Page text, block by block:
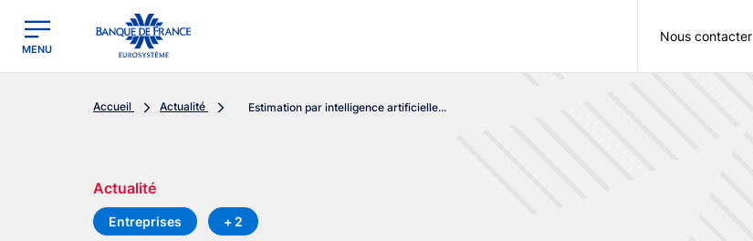
Banque de France - Menu Principal
MENU
Nous contacter
Accueil Actualité Estimation par intelligence artificielle...
Actualité
Entreprises + 2